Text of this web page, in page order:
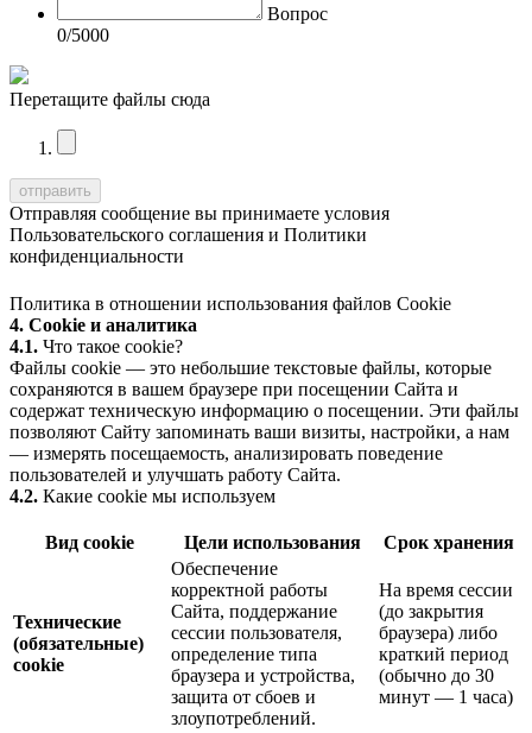
Вопрос
0/5000
Перетащите файлы сюда
Отправляя сообщение вы принимаете условия
Пользовательского соглашения и Политики
конфиденциальности
Политика в отношении использования файлов Cookie
4. Cookie и аналитика
4.1. Что такое cookie?
Файлы cookie — это небольшие текстовые файлы, которые
сохраняются в вашем браузере при посещении Сайта и
содержат техническую информацию о посещении. Эти файлы
позволяют Сайту запоминать ваши визиты, настройки, а нам
— измерять посещаемость, анализировать поведение
пользователей и улучшать работу Сайта.
4.2. Какие cookie мы используем
Вид cookie Цели использования Срок хранения
Технические
(обязательные)
cookie
Обеспечение
корректной работы
Сайта, поддержание
сессии пользователя,
определение типа
браузера и устройства,
защита от сбоев и
злоупотреблений.
На время сессии
(до закрытия
браузера) либо
краткий период
(обычно до 30
минут — 1 часа)